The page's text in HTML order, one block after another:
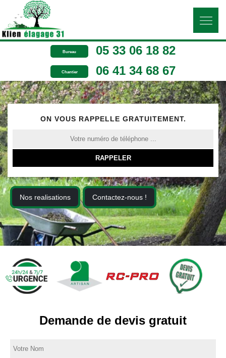
Bureau 05 33 06 18 82
Chantier 06 41 34 68 67
ON VOUS RAPPELLE GRATUITEMENT.
Nos realisations Contactez-nous !
Demande de devis gratuit